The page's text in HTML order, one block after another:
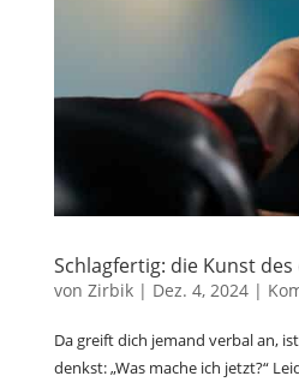
Schlagfertig: die Kunst
von Zirbik| Dez. 4, 2024|
Da greift dich jemand verbal an,
denkst: „Was mache ich jetzt?“